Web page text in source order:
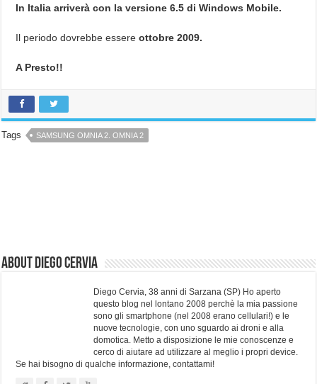
In Italia arriverà con la versione 6.5 di Windows Mobile.
Il periodo dovrebbe essereottobre 2009.
A Presto!!
Tags SAMSUNG OMNIA 2. OMNIA 2
About Diego Cervia
Diego Cervia, 38 anni di Sarzana (SP) Ho aperto
questo blog nel lontano 2008 perchè la mia passione
sono gli smartphone (nel 2008 erano cellulari!) e le
nuove tecnologie, con uno sguardo ai droni e alla
domotica. Metto a disposizione le mie conoscenze e
cerco di aiutare ad utilizzare al meglio i propri device.
Se hai bisogno di qualche informazione, contattami!